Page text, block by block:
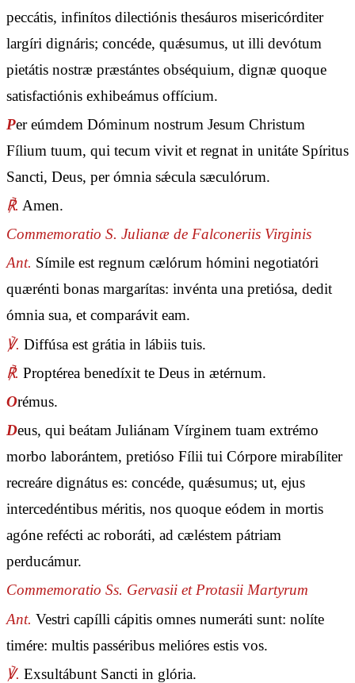
peccátis, infinítos dilectiónis thesáuros misericórditer
largíri dignáris; concéde, quǽsumus, ut illi devótum
pietátis nostræ præstántes obséquium, dignæ quoque
satisfactiónis exhibeámus offícium.
Per eúmdem Dóminum nostrum Jesum Christum
Fílium tuum, qui tecum vivit et regnat in unitáte Spíritus
Sancti, Deus, per ómnia sǽcula sæculórum.
℟. Amen.
Commemoratio S. Julianæ de Falconeriis Virginis
Ant. Símile est regnum cælórum hómini negotiatóri
quærénti bonas margarítas: invénta una pretiósa, dedit
ómnia sua, et comparávit eam.
℣. Diffúsa est grátia in lábiis tuis.
℟. Proptérea benedíxit te Deus in ætérnum.
Orémus.
Deus, qui beátam Juliánam Vírginem tuam extrémo
morbo laborántem, pretióso Fílii tui Córpore mirabíliter
recreáre dignátus es: concéde, quǽsumus; ut, ejus
intercedéntibus méritis, nos quoque eódem in mortis
agóne refécti ac roboráti, ad cæléstem pátriam
perducámur.
Commemoratio Ss. Gervasii et Protasii Martyrum
Ant. Vestri capílli cápitis omnes numeráti sunt: nolíte
timére: multis passéribus melióres estis vos.
℣. Exsultábunt Sancti in glória.